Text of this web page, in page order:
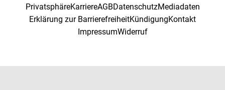
PrivatsphäreKarriereAGBDatenschutzMediadaten
Erklärung zur BarrierefreiheitKündigungKontakt
ImpressumWiderruf